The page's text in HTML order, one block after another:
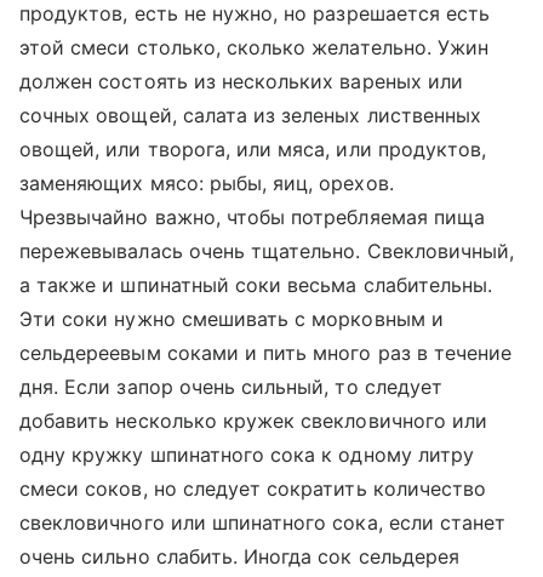
продуктов, есть не нужно, но разрешается есть
этой смеси столько, сколько желательно. Ужин
должен состоять из нескольких вареных или
сочных овощей, салата из зеленых лиственных
овощей, или творога, или мяса, или продуктов,
заменяющих мясо: рыбы, яиц, орехов.
Чрезвычайно важно, чтобы потребляемая пища
пережевывалась очень тщательно. Свекловичный,
а также и шпинатный соки весьма слабительны.
Эти соки нужно смешивать с морковным и
сельдереевым соками и пить много раз в течение
дня. Если запор очень сильный, то следует
добавить несколько кружек свекловичного или
одну кружку шпинатного сока к одному литру
смеси соков, но следует сократить количество
свекловичного или шпинатного сока, если станет
очень сильно слабить. Иногда сок сельдерея